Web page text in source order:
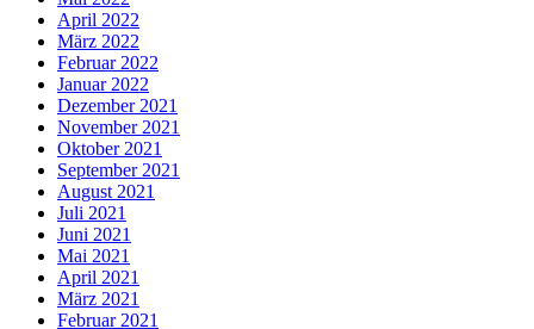
April 2022
März 2022
Februar 2022
Januar 2022
Dezember 2021
November 2021
Oktober 2021
September 2021
August 2021
Juli 2021
Juni 2021
Mai 2021
April 2021
März 2021
Februar 2021